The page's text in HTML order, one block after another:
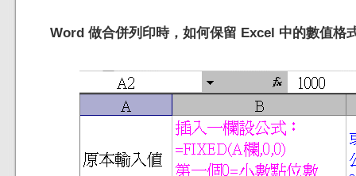
Word 做合併列印時，如何保留 Excel 中的數值格